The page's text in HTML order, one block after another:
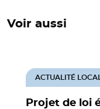
Voir aussi
Projet de loi
ACTUALITÉ